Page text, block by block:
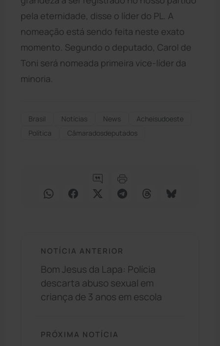
pela eternidade, disse o líder do PL. A
nomeação está sendo feita neste exato
momento. Segundo o deputado, Carol de
Toni será nomeada primeira vice-líder da
minoria.
Brasil Notícias News
Acheisudoeste
Política
Câmaradosdeputados
NOTÍCIA ANTERIOR
Bom Jesus da Lapa: Polícia
descarta abuso sexual em
criança de 3 anos em escola
PRÓXIMA NOTÍCIA